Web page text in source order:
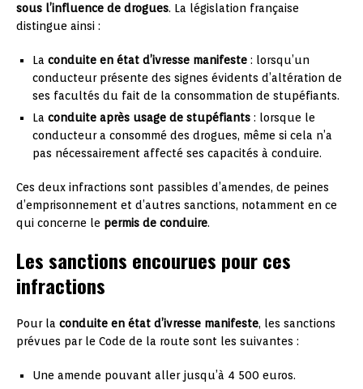
sous l’influence de drogues. La législation française
distingue ainsi :
La conduite en état d’ivresse manifeste : lorsqu’un
conducteur présente des signes évidents d’altération de
ses facultés du fait de la consommation de stupéfiants.
La conduite après usage de stupéfiants : lorsque le
conducteur a consommé des drogues, même si cela n’a
pas nécessairement affecté ses capacités à conduire.
Ces deux infractions sont passibles d’amendes, de peines
d’emprisonnement et d’autres sanctions, notamment en ce
qui concerne le permis de conduire.
Les sanctions encourues pour ces
infractions
Pour la conduite en état d’ivresse manifeste, les sanctions
prévues par le Code de la route sont les suivantes :
Une amende pouvant aller jusqu’à 4 500 euros.